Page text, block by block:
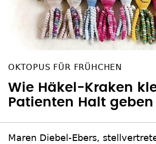
OKTOPUS FÜR FRÜHCHEN
Wie Häkel-Kraken
Patienten Halt geben
Maren Diebel-Ebers,